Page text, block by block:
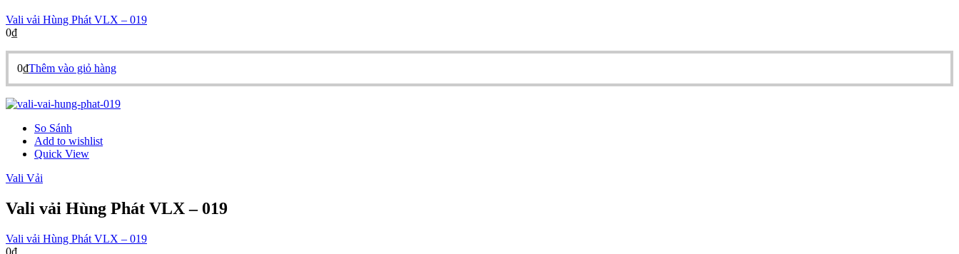
Vali vải Hùng Phát VLX – 019
0₫
0₫Thêm vào giỏ hàng
So Sánh
Add to wishlist
Quick View
Vali Vải
Vali vải Hùng Phát VLX – 019
Vali vải Hùng Phát VLX – 019
0₫